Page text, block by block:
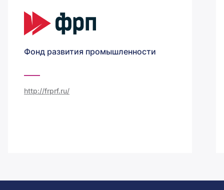
Фонд развития промышленности
http://frprf.ru/